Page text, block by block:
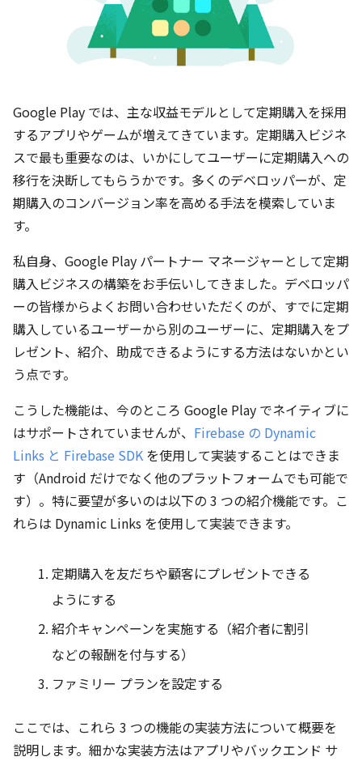
Google Play では、主な収益モデルとして定期購入を採用
するアプリやゲームが増えてきています。定期購入ビジネ
スで最も重要なのは、いかにしてユーザーに定期購入への
移行を決断してもらうかです。多くのデベロッパーが、定
期購入のコンバージョン率を高める手法を模索していま
す。
私自身、Google Play パートナー マネージャーとして定期
購入ビジネスの構築をお手伝いしてきました。デベロッパ
ーの皆様からよくお問い合わせいただくのが、すでに定期
購入しているユーザーから別のユーザーに、定期購入をプ
レゼント、紹介、助成できるようにする方法はないかとい
う点です。
こうした機能は、今のところ Google Play でネイティブに
はサポートされていませんが、 Firebase の Dynamic
Links と Firebase SDK を使用して実装することはできま
す（Android だけでなく他のプラットフォームでも可能で
す）。特に要望が多いのは以下の 3 つの紹介機能です。こ
れらは Dynamic Links を使用して実装できます。
定期購入を友だちや顧客にプレゼントできる
ようにする
紹介キャンペーンを実施する（紹介者に割引
などの報酬を付与する）
ファミリー プランを設定する
ここでは、これら 3 つの機能の実装方法について概要を
説明します。細かな実装方法はアプリやバックエンド サ